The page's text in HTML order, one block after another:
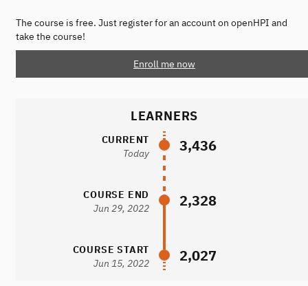
The course is free. Just register for an account on openHPI and
take the course!
Enroll me now
LEARNERS
CURRENT
Today
3,436
COURSE END
Jun 29, 2022
2,328
COURSE START
Jun 15, 2022
2,027